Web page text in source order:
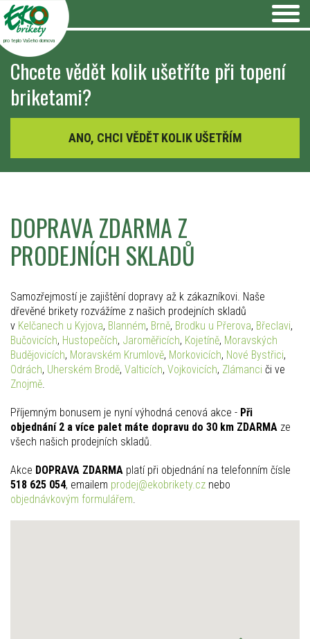
pro teplo Vašeho domova
Chcete vědět kolik ušetříte při topení
briketami?
ANO, CHCI VĚDĚT KOLIK UŠETŘÍM
DOPRAVA ZDARMA Z
PRODEJNÍCH SKLADŮ
Samozřejmostí je zajištění dopravy až k zákazníkovi. Naše
dřevěné brikety rozvážíme z našich prodejních skladů
v Kelčanech u Kyjova, Blanném, Brně, Brodku u Přerova, Břeclavi,
Bučovicích, Hustopečích, Jaroměřicích, Kojetíně, Moravských
Budějovicích, Moravském Krumlově, Morkovicích, Nové Bystřici,
Odrách, Uherském Brodě, Valticích, Vojkovicích, Zlámanci či ve
Znojmě.
Příjemným bonusem je nyní výhodná cenová akce - Při
objednání 2 a více palet máte dopravu do 30 km ZDARMA ze
všech našich prodejních skladů.
Akce DOPRAVA ZDARMA platí při objednání na telefonním čísle
518 625 054, emailem prodej@ekobrikety.cz nebo
objednávkovým formulářem.